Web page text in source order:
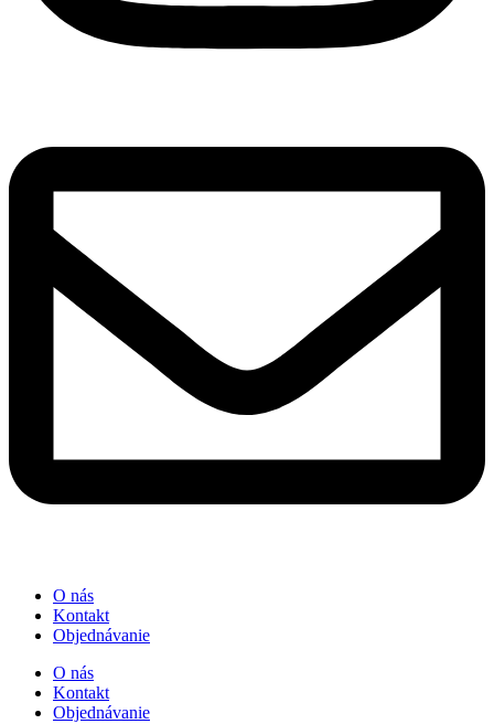
O nás
Kontakt
Objednávanie
O nás
Kontakt
Objednávanie